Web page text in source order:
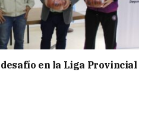
en la Liga Provincial